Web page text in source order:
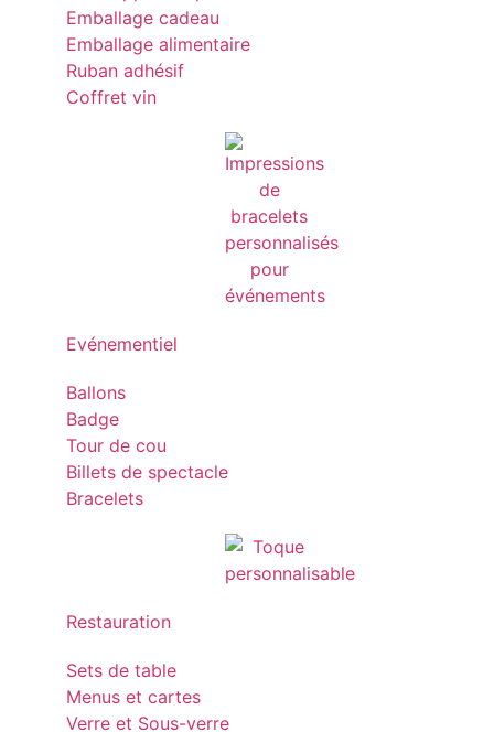
Emballage cadeau
Emballage alimentaire
Ruban adhésif
Coffret vin
Evénementiel
Ballons
Badge
Tour de cou
Billets de spectacle
Bracelets
Restauration
Sets de table
Menus et cartes
Verre et Sous-verre